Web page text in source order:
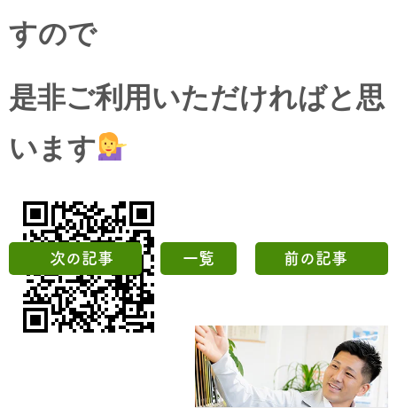
すので
是非ご利用いただければと思
います
次の記事 一覧 前の記事